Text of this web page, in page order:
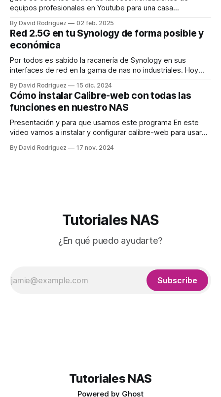
equipos profesionales en Youtube para una casa
equipos que sustituyen a un router de operadora. ¿Cómo
funciona un equipo de operadora? Normalmente llevan ONT
integrada. La ONT es como el traductor
By David Rodriguez 02 feb. 2025
Red 2.5G en tu Synology de forma posible y
económica
Por todos es sabido la racanería de Synology en sus
interfaces de red en la gama de nas no industriales. Hoy
2,5G. En mi casa tengo un switch Qnap de 2,5G del que
están conectados el Mac mini
By David Rodriguez 15 dic. 2024
Cómo instalar Calibre-web con todas las
funciones en nuestro NAS
Presentación y para que usamos este programa En este
video vamos a instalar y configurar calibre-web para usar
nuestra biblioteca y convertir libros. ¿Sabés que todo eso lo
By David Rodriguez 17 nov. 2024
Tutoriales NAS
¿En qué puedo ayudarte?
Subscribe
Tutoriales NAS
Powered by Ghost